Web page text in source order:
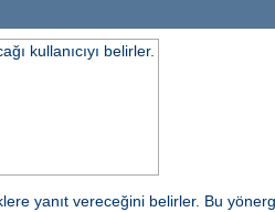
kullanıcıyı belirler.
yanıt vereceğini belirler. Bu